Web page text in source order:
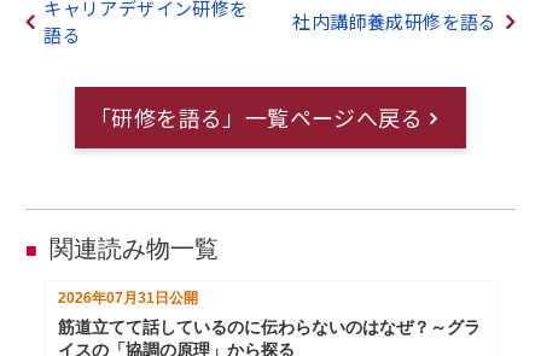
キャリアデザイン研修を
語る
社内講師養成研修を語る
「研修を語る」一覧ページへ戻る
■ 関連読み物一覧
2026年07月31日 公開
筋道立てて話しているのに伝わらないのはなぜ？～グラ
イスの「協調の原理」から探る